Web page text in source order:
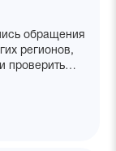
обращения
регионов,
проверить